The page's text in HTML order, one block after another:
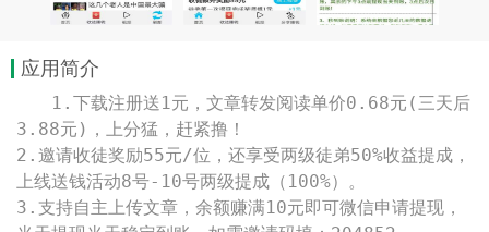
应用简介
1.下载注册送1元，文章转发阅读单价0.68元(三天后
3.88元)，上分猛，赶紧撸！
2.邀请收徒奖励55元/位，还享受两级徒弟50%收益提成，
上线送钱活动8号-10号两级提成（100%）。
3.支持自主上传文章，余额赚满10元即可微信申请提现，